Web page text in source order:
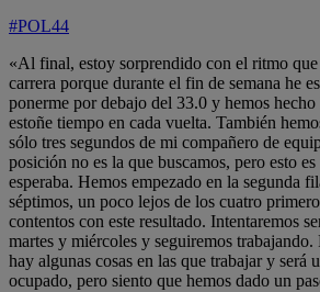
#POL44
«Al final, estoy sorprendido con el ritmo
carrera porque durante el fin de semana he
ponerme por debajo del 33.0 y hemos
estoñe tiempo en cada vuelta. También
sólo tres segundos de mi compañero de
posición no es la que buscamos, pero esto
esperaba. Hemos empezado en la segunda
séptimos, un poco lejos de los cuatro
contentos con este resultado. Intentaremos
martes y miércoles y seguiremos trabajando.
hay algunas cosas en las que trabajar y será
ocupado, pero siento que hemos dado un